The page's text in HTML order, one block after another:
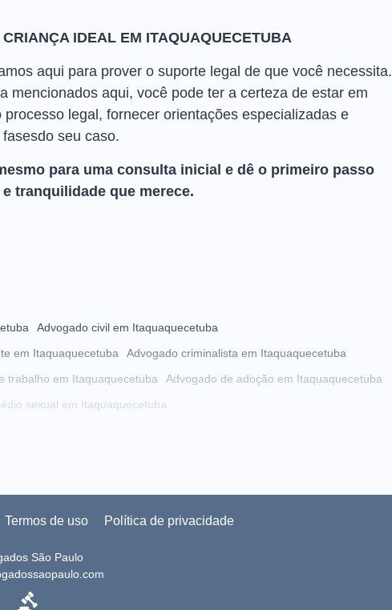
IDEAL EM ITAQUAQUECETUBA
aqui para prover o suporte legal de que você necessita.
mencionados aqui, você pode ter a certeza de estar em
legal, fornecer orientações especializadas e
seu caso.
para uma consulta inicial e dê o primeiro passo
tranquilidade que merece.
Advogado civil em Itaquaquecetuba
em Itaquaquecetuba
Advogado criminalista em Itaquaquecetuba
trabalho em Itaquaquecetuba
Advogado de adoção em Itaquaquecetuba
sexual em Itaquaquecetuba
Itaquaquecetuba
em Itaquaquecetuba
Termos de uso Política de privacidade
São Paulo